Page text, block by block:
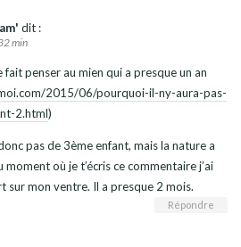
dit :
min
penser au mien qui a presque un an
2015/06/pourquoi-il-ny-aura-pas-
2.html)
pas de 3ème enfant, mais la nature a
où je t’écris ce commentaire j’ai
sur mon ventre. Il a presque 2 mois.
Répondre